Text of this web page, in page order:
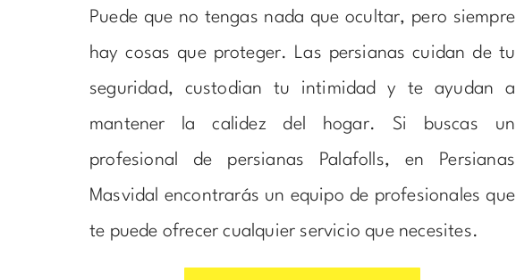
Puede que no tengas nada que ocultar, pero siempre
hay cosas que proteger. Las persianas cuidan de tu
seguridad, custodian tu intimidad y te ayudan a
mantener la calidez del hogar. Si buscas un
profesional de persianas Palafolls, en Persianas
Masvidal encontrarás un equipo de profesionales que
te puede ofrecer cualquier servicio que necesites.